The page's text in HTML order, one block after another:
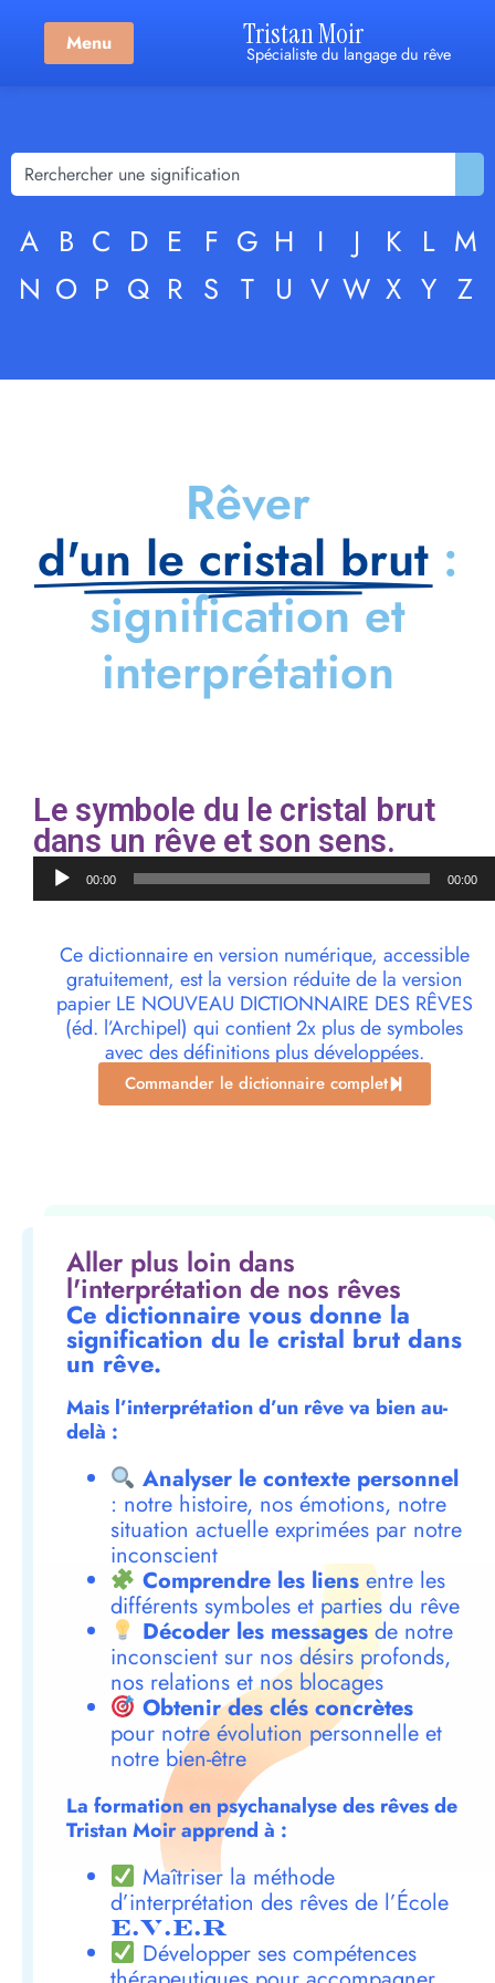
Menu Tristan Moir
Spécialiste du langage du rêve
A B C D E F G H I J K L M
N O P Q R S T U V W X Y Z
Rêver
d'un le cristal brut :
signification et
interprétation
Le symbole du le cristal brut
dans un rêve et son sens.
Lecteur
audio00:00 00:00
Ce dictionnaire en version numérique, accessible
gratuitement, est la version réduite de la version
papier LE NOUVEAU DICTIONNAIRE DES RÊVES
(éd. l’Archipel) qui contient 2x plus de symboles
avec des définitions plus développées.
Commander le dictionnaire complet
Aller plus loin dans
l'interprétation de nos rêves
Ce dictionnaire vous donne la
signification du le cristal brut dans
un rêve.
Mais l’interprétation d’un rêve va bien au-
delà :
Analyser le contexte personnel
: notre histoire, nos émotions, notre
situation actuelle exprimées par notre
inconscient
Comprendre les liensentre les
différents symboles et parties du rêve
Décoder les messagesde notre
inconscient sur nos désirs profonds,
nos relations et nos blocages
Obtenir des clés concrètes
pour notre évolution personnelle et
notre bien-être
La formation en psychanalyse des rêves de
Tristan Moir apprend à :
Maîtriser la méthode
d’interprétation des rêves de l’École
E.V.E.R
Développer ses compétences